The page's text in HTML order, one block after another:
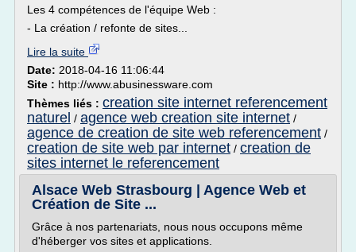
Les 4 compétences de l'équipe Web :
- La création / refonte de sites...
Lire la suite
Date: 2018-04-16 11:06:44
Site : http://www.abusinessware.com
Thèmes liés : creation site internet referencement
naturel / agence web creation site internet /
agence de creation de site web referencement /
creation de site web par internet / creation de
sites internet le referencement
Alsace Web Strasbourg | Agence Web et
Création de Site ...
Grâce à nos partenariats, nous nous occupons même
d'héberger vos sites et applications.